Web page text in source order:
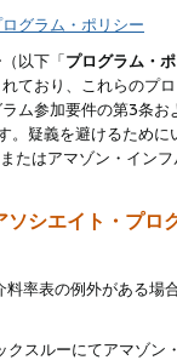
グラム・ポリシー
以下「プログラム・
ており、これらのプ
ム参加要件の第3条
。疑義を避けるため
たはアマゾン・イン
ソシエイト・プロ
料率表の例外がある
スルーにてアマゾン